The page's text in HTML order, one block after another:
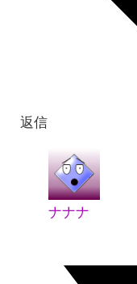
返信
ナナナ